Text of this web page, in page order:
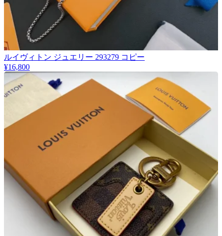
ルイヴィトン ジュエリー 293279 コピー
¥16,800